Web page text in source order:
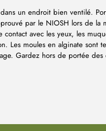
un endroit bien ventilé.
par le NIOSH lors de la
contact avec les yeux, les
Les moules en alginate sont
Gardez hors de portée des